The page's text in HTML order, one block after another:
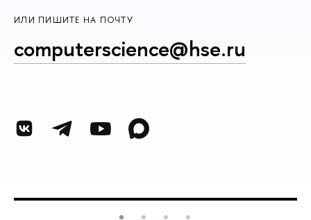
ИЛИ ПИШИТЕ НА ПОЧТУ
computerscience@hse.ru